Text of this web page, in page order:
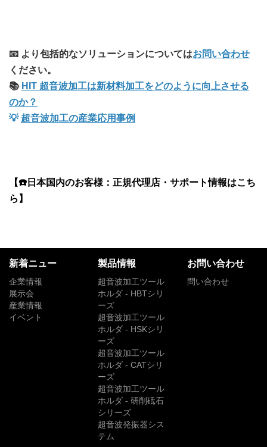
📧 より包括的なソリューションについてはお問い合わせ
ください。
📚 HIT 超音波加工は新材料加工をどのように向上させる
のか？
💡 超音波加工の産業応用事例
【☎️日本国内のお客様：正規代理店・サポート情報はこち
ら】
新着ニュー
企業情報
展示会
産業情報
イベント
製品情報
超音波加工ツール
ホルダ - HBTシリ
ーズ
超音波加工ツール
ホルダ - HSKシリ
ーズ
超音波加工ツール
ホルダ - CATシリ
ーズ
超音波加工ツール
ホルダ - 研削砥石
シリーズ
超音波発振器シス
テム
お問い合わせ
問い合わせ